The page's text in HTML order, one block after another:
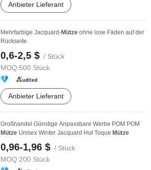
Anbieter Lieferant
Mehrfarbige Jacquard-Mütze ohne lose Fäden auf der
Rückseite
0,6-2,5 $ / Stück
MOQ:500 Stück
Anbieter Lieferant
Großhandel Günstige Anpassbare Werbe POM POM
Mütze Unisex Winter Jacquard Hut Toque Mütze
0,96-1,96 $ / Stück
MOQ:200 Stück